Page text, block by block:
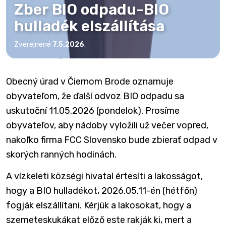
Zber BIO odpadu-BIO
hulladék elszállítása
Zverejnené 7.5.2026.
Obecný úrad v Čiernom Brode oznamuje
obyvateľom, že ďalší odvoz BIO odpadu sa
uskutoční 11.05.2026 (pondelok). Prosíme
obyvateľov, aby nádoby vyložili už večer vopred,
nakoľko firma FCC Slovensko bude zbierať odpad v
skorých ranných hodinách.
A vízkeleti községi hivatal értesíti a lakosságot,
hogy a BIO hulladékot, 2026.05.11-én (hétfőn)
fogják elszállítani. Kérjük a lakosokat, hogy a
szemeteskukákat előző este rakják ki, mert a